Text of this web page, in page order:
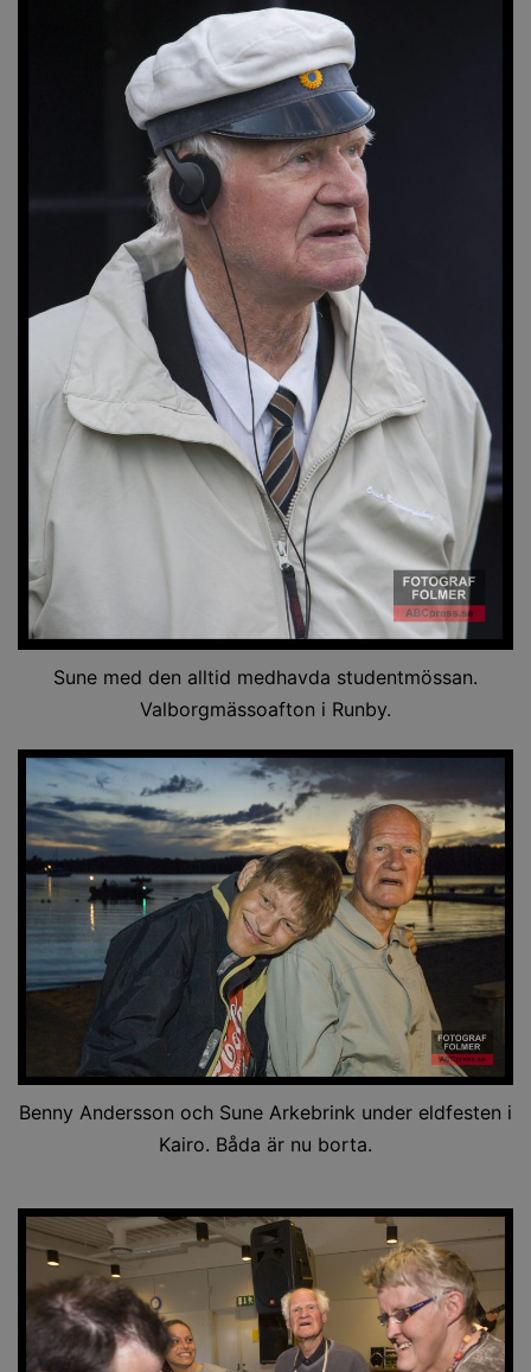
Sune med den alltid medhavda studentmössan.
Valborgmässoafton i Runby.
Benny Andersson och Sune Arkebrink under eldfesten i
Kairo. Båda är nu borta.